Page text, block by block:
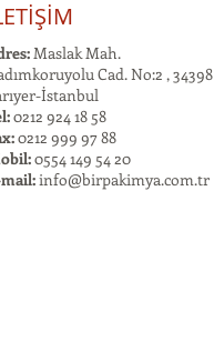
Maslak Mah.
Cad. No:2 , 34398
İstanbul
0212 924 18 58
0212 999 97 88
0554 149 54 20
info@birpakimya.com.tr